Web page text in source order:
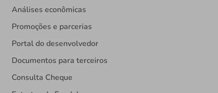
Análises econômicas
Promoções e parcerias
Portal do desenvolvedor
Documentos para terceiros
Consulta Cheque